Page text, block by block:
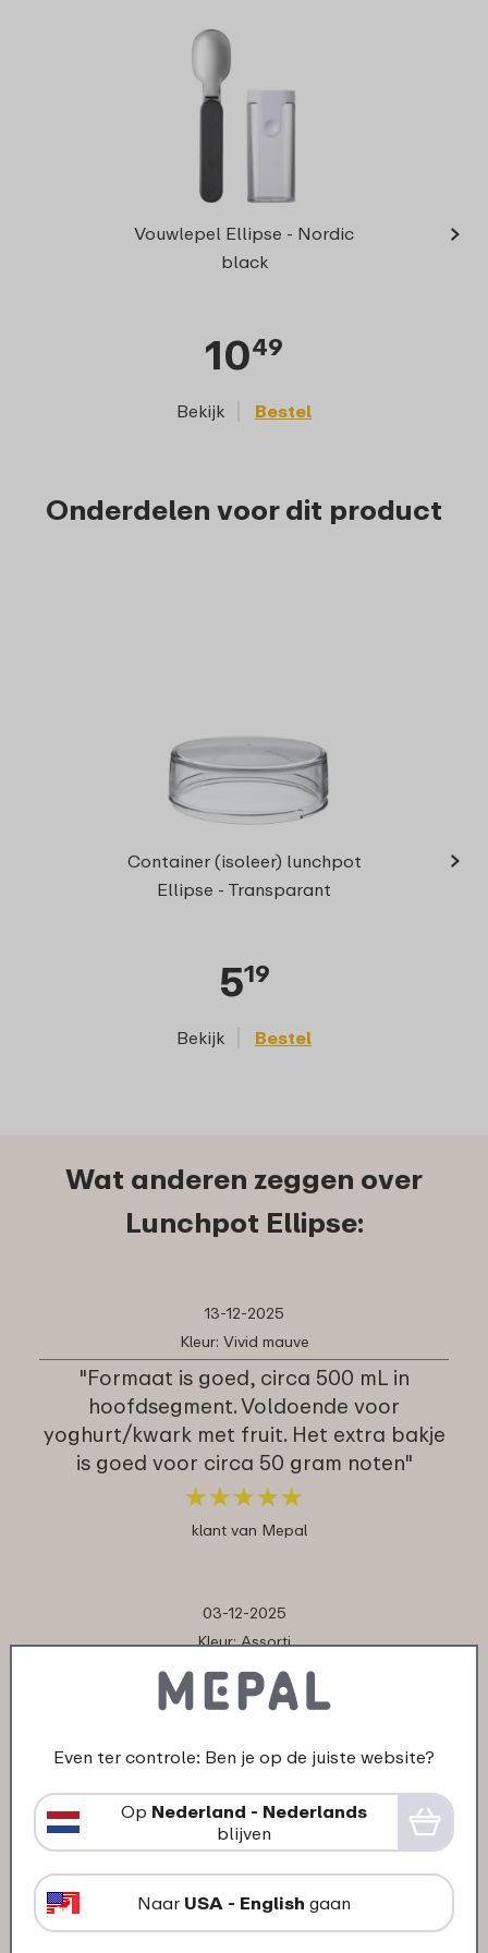
Vouwlepel Ellipse - Nordic
black
1049
Bekijk Bestel
›
Onderdelen voor dit product
Container (isoleer) lunchpot
Ellipse - Transparant
519
Bekijk Bestel
›
Wat anderen zeggen over
Lunchpot Ellipse:
13-12-2025
Kleur: Vivid mauve
"Formaat is goed, circa 500 mL in
hoofdsegment. Voldoende voor
yoghurt/kwark met fruit. Het extra bakje
is goed voor circa 50 gram noten"
★★★★★
★★★★★
klant van Mepal
03-12-2025
Kleur: Assorti
"Een hele mooie beker lekker voir mijn
yoghurt in te doen ben er heel blij mee"
klant van Mepal
11-10-2025
"Makkelijk in gebruik en niet heel duur."
Even ter controle: Ben je op de juiste website?
Op Nederland - Nederlands
blijven
Naar USA - English gaan